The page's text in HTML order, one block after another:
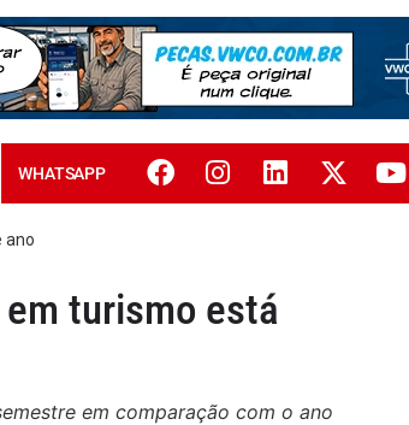
WHATSAPP
ano
turismo está
em comparação com o ano